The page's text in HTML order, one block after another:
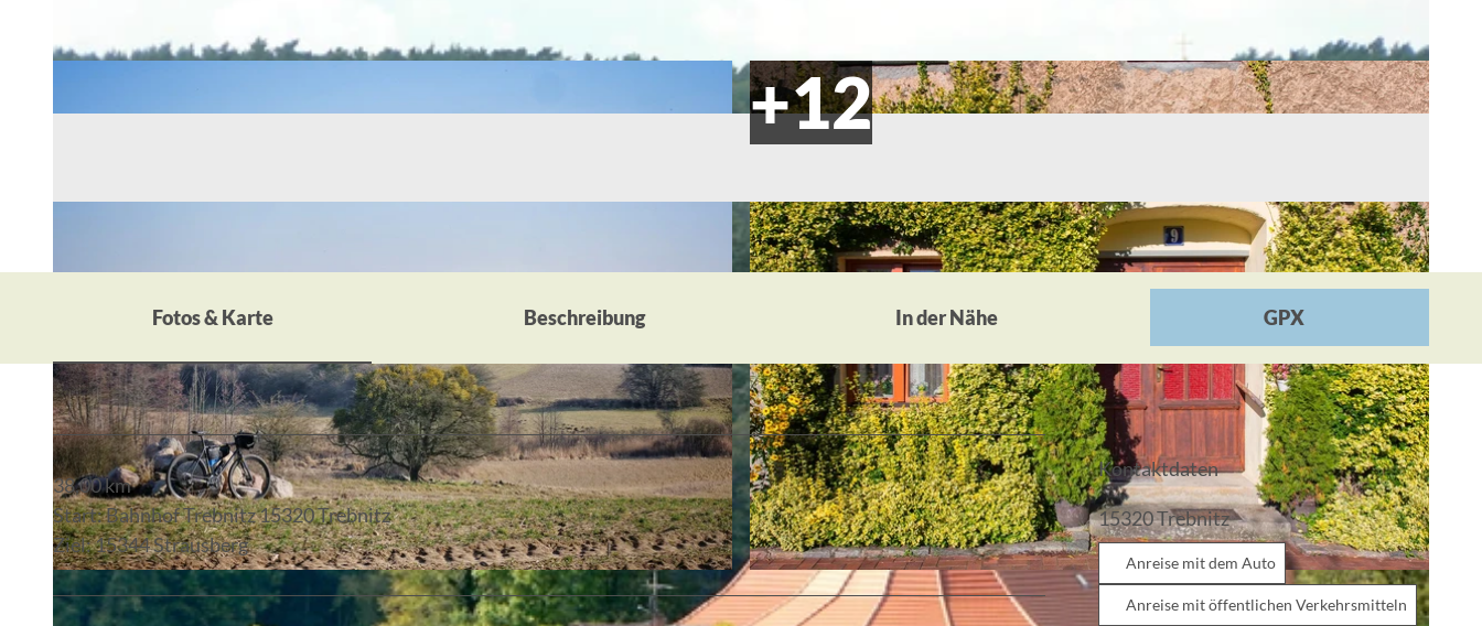
© Christoph Creutzburg, Lizenz: Seenland Oder-Spree e. V. © Florian Läufer, Lizenz: Seenland Oder-Spree e. V.
Fotos & Karte Beschreibung In der Nähe GPX
38,00 km
Start: Bahnhof Trebnitz 15320 Trebnitz
Ziel: 15344 Strausberg
Kontaktdaten
15320Trebnitz
Anreise mit dem Auto
Anreise mit öffentlichen Verkehrsmitteln